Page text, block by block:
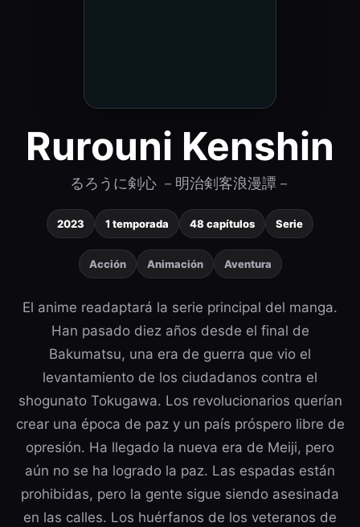
Rurouni Kenshin
るろうに剣心 －明治剣客浪漫譚－
2023 1 temporada 48 capítulos Serie
Acción Animación Aventura
El anime readaptará la serie principal del manga.
Han pasado diez años desde el final de
Bakumatsu, una era de guerra que vio el
levantamiento de los ciudadanos contra el
shogunato Tokugawa. Los revolucionarios querían
crear una época de paz y un país próspero libre de
opresión. Ha llegado la nueva era de Meiji, pero
aún no se ha logrado la paz. Las espadas están
prohibidas, pero la gente sigue siendo asesinada
en las calles. Los huérfanos de los veteranos de